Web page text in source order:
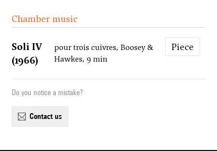
Chamber music
Soli IV
(1966)
pour trois cuivres, Boosey &
Hawkes, 9 min
Piece
Do you notice a mistake?
contact us